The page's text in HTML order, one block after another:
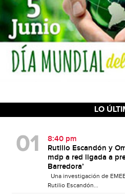
LO
8:40 pm
Rutilio Escandón y
mdp a red ligada a
Barredora’
Una investigación de
Rutilio Escandón...